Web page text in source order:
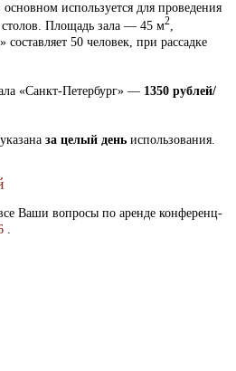
используется для проведения
Площадь зала — 45 м2,
составляет 50 человек, при рассадке
«Санкт-Петербург» — 1350 рублей/
за целый деньиспользования.
Ваши вопросы по аренде конференц-